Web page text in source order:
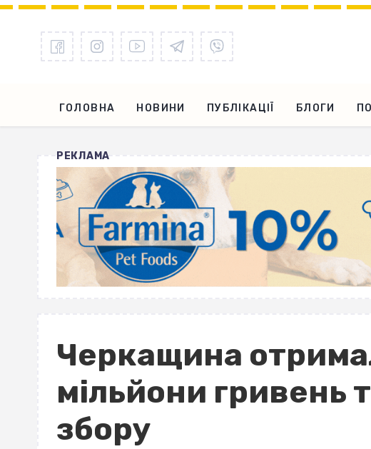
ГОЛОВНА НОВИНИ ПУБЛІКАЦІЇ БЛОГИ
РЕКЛАМА
Черкащина
мільйони гривень
збору